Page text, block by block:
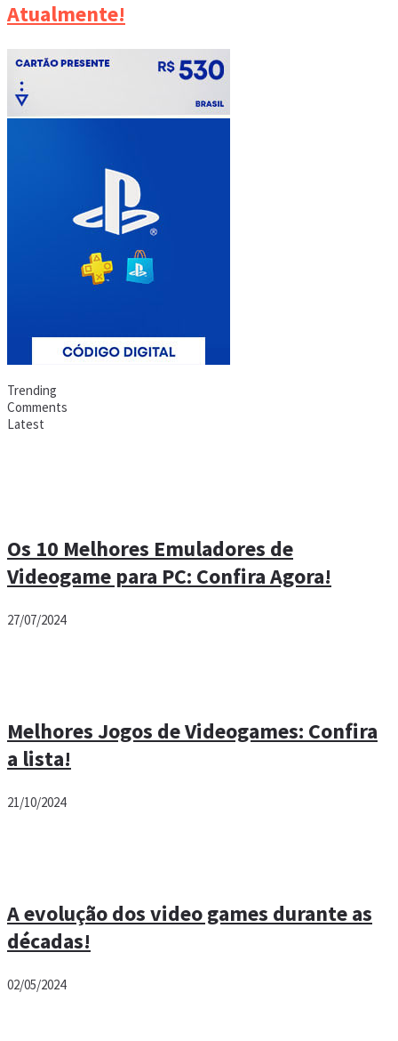
Atualmente!
Trending
Comments
Latest
Os 10 Melhores Emuladores de
Videogame para PC: Confira Agora!
27/07/2024
Melhores Jogos de Videogames: Confira
a lista!
21/10/2024
A evolução dos video games durante as
décadas!
02/05/2024